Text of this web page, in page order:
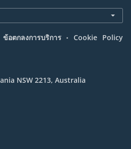
ข้อตกลงการบริการ . Cookie Policy
NSW 2213, Australia